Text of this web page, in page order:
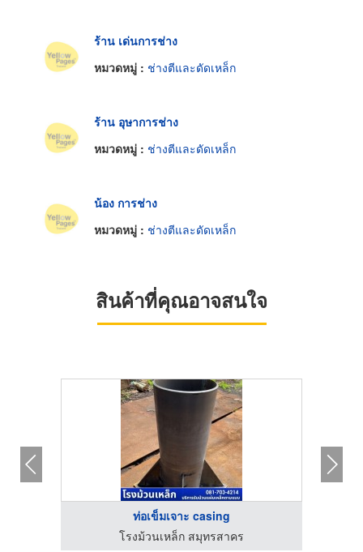
ร้าน เด่นการช่าง
หมวดหมู่ : ช่างตีและดัดเหล็ก
ร้าน อุษาการช่าง
หมวดหมู่ : ช่างตีและดัดเหล็ก
น้อง การช่าง
หมวดหมู่ : ช่างตีและดัดเหล็ก
สินค้าที่คุณอาจสนใจ
ท่อเข็มเจาะ casing
โรงม้วนเหล็ก สมุทรสาคร